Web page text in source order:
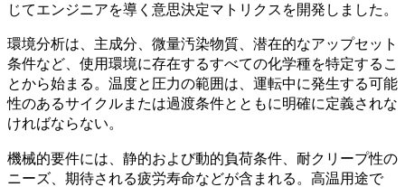
じてエンジニアを導く意思決定マトリクスを開発しました。
環境分析は、主成分、微量汚染物質、潜在的なアップセット
条件など、使用環境に存在するすべての化学種を特定するこ
とから始まる。温度と圧力の範囲は、運転中に発生する可能
性のあるサイクルまたは過渡条件とともに明確に定義されな
ければならない。
機械的要件には、静的および動的負荷条件、耐クリープ性の
ニーズ、期待される疲労寿命などが含まれる。高温用途で